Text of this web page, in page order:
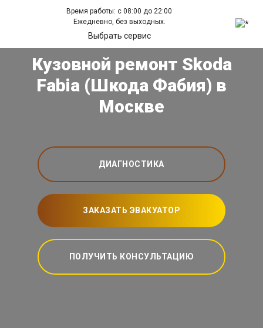
Время работы: с 08:00 до 22:00
Ежедневно, без выходных.
Выбрать сервис
Кузовной ремонт Skoda
Fabia (Шкода Фабия) в
Москве
ДИАГНОСТИКА
ЗАКАЗАТЬ ЭВАКУАТОР
ПОЛУЧИТЬ КОНСУЛЬТАЦИЮ